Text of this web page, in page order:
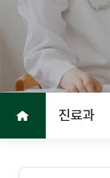
진료과
이용안내
진료과